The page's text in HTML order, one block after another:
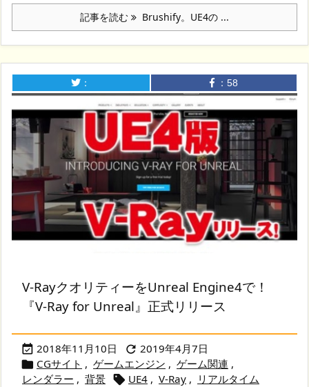
記事を読む Brushify。UE4の ...
： ： 58
V-RayクオリティーをUnreal Engine4で！
『V-Ray for Unreal』正式リリース
 2018年11月10日  2019年4月7日
 CGサイト , ゲームエンジン , ゲーム関連 ,
レンダラー , 背景  UE4 , V-Ray , リアルタイム